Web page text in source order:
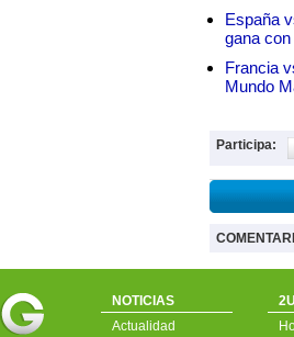
España
gana
Francia
Mundo
Participa:
NOTICIAS
Actualidad